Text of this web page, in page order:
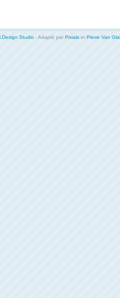
Studio - Adapté par Pixials et Pierre Van